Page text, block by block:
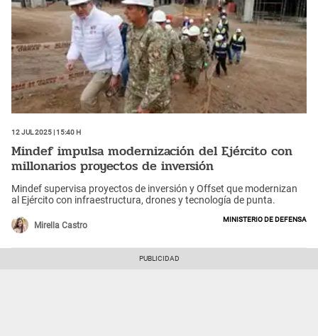
12 Jul 2025 | 15:40 h
Mindef impulsa modernización del Ejército con
millonarios proyectos de inversión
Mindef supervisa proyectos de inversión y Offset que modernizan
al Ejército con infraestructura, drones y tecnología de punta.
Mirella Castro
Ministerio de Defensa